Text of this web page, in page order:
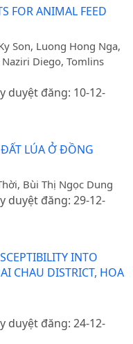
FOR ANIMAL FEED
Son, Luong Hong Nga,
Diego, Tomlins
duyệt đăng: 10-12-
LÚA Ở ĐỒNG
Bùi Thị Ngọc Dung
duyệt đăng: 29-12-
INTO
CHAU DISTRICT, HOA
duyệt đăng: 24-12-